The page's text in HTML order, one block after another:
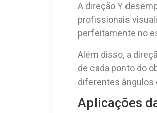
A direção Y
profissionais
perfeitamente no
Além disso, a
de cada ponto do
diferentes ângulos
Aplicações